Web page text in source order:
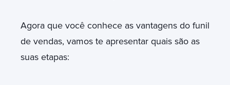
Agora que você conhece as vantagens do funil
de vendas, vamos te apresentar quais são as
suas etapas: